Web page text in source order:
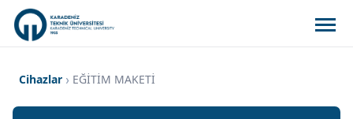
Cihazlar EĞİTİM MAKETİ